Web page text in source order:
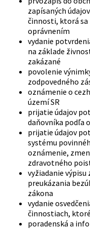
zapísaných
činnosti, ktorá sa
oprávnením
vydanie
na základe
zakázané
povolenie
zodpovedného
oznámenie o
území SR
prijatie údajov
daňovníka podľa
prijatie údajov
systému
oznámenie,
zdravotného
vyžiadanie
preukázania
zákona
vydanie
činnostiach,
poradenská a